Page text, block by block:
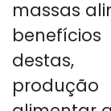
massas